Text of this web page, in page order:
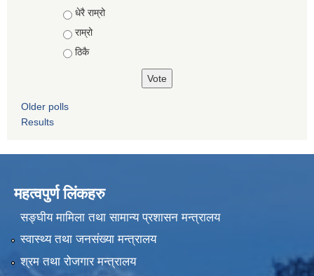
Choices
धेरै राम्रो
राम्रो
ठिकै
Older polls
Results
महत्वपुर्ण लिंकहरु
सङ्घीय मामिला तथा सामान्य प्रशासन मन्त्रालय
स्वास्थ्य तथा जनसंख्या मन्त्रालय
श्रम तथा रोजगार मन्त्रालय